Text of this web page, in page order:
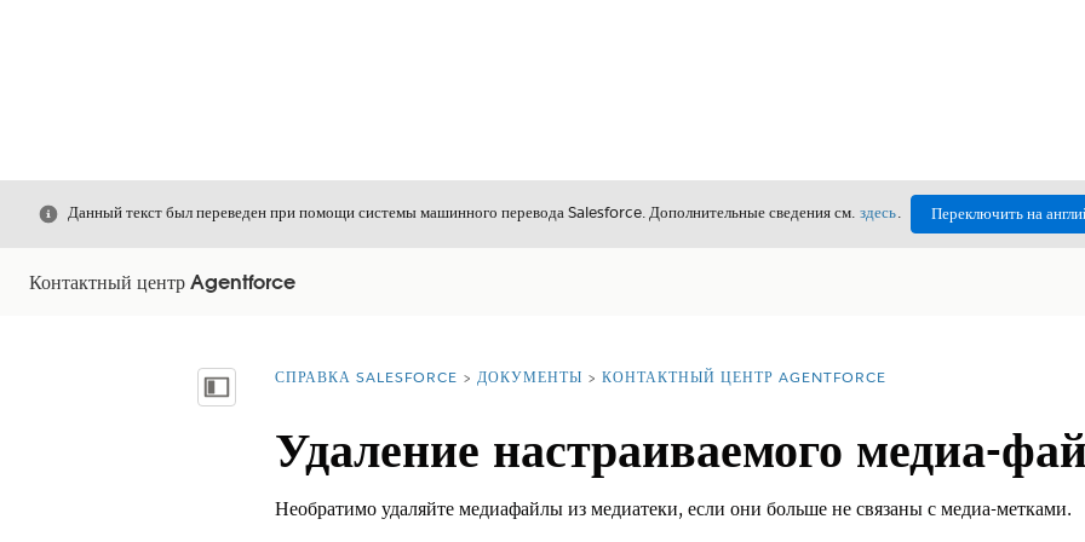
Закрыть
Данный текст был переведен при помощи системы машинного перевода Salesforce. Дополнительные сведения см. здесь. Переключить на
Контактный центр Agentforce
Показать содержание
Вы находитесь здесь:
СПРАВКА SALESFORCE ДОКУМЕНТЫ КОНТАКТНЫЙ ЦЕНТР AGENTFORCE
Удаление настраиваемого медиа-
Необратимо удаляйте медиафайлы из медиатеки, если они больше не связаны с медиа-метками.